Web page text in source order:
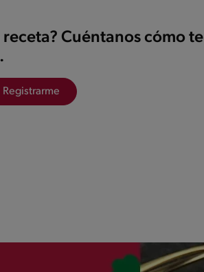
Cuéntanos cómo te
Registrarme